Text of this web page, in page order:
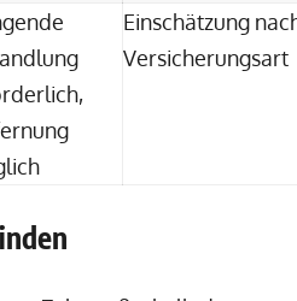
Einschätzung
Versicherungsart